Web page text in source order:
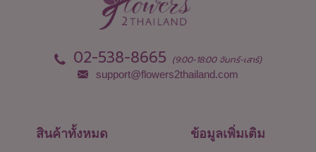
เพชรบุรี
เพชรบูรณ์
อุดรธานี
อุตรดิตถ์
02-538-8665 (9:00-18:00 จันทร์-เสาร์)
support@flowers2thailand.com
สินค้าทั้งหมด ข้อมูลเพิ่มเติม